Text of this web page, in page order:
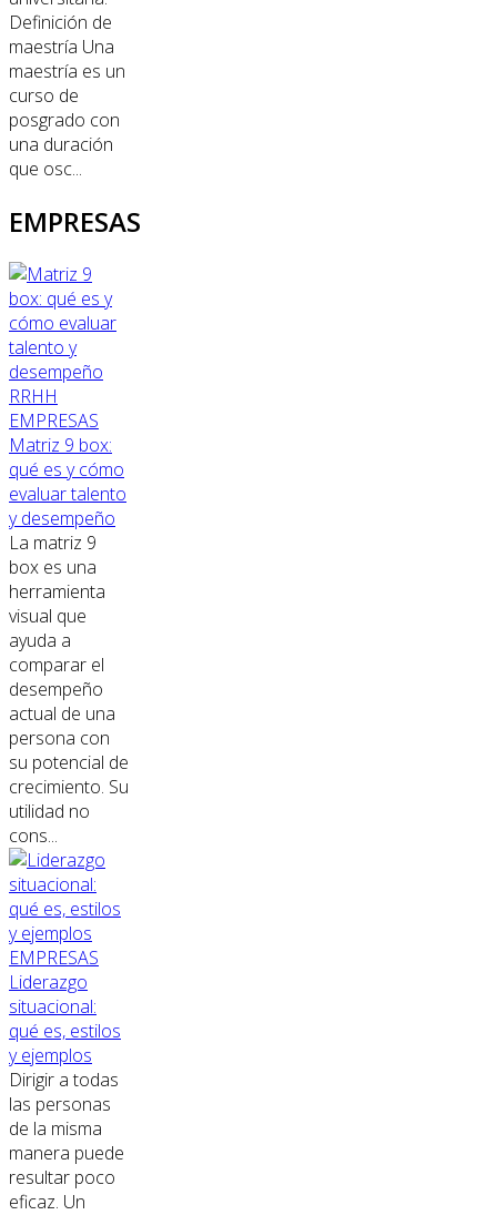
Definición de
maestría Una
maestría es un
curso de
posgrado con
una duración
que osc...
EMPRESAS
RRHH
EMPRESAS
Matriz 9 box:
qué es y cómo
evaluar talento
y desempeño
La matriz 9
box es una
herramienta
visual que
ayuda a
comparar el
desempeño
actual de una
persona con
su potencial de
crecimiento. Su
utilidad no
cons...
EMPRESAS
Liderazgo
situacional:
qué es, estilos
y ejemplos
Dirigir a todas
las personas
de la misma
manera puede
resultar poco
eficaz. Un